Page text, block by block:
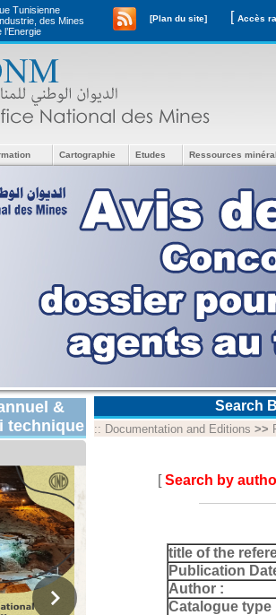
Tunisienne
des Mines
l’Energie
[Plan du site] [
Cartographie Etudes Ressources
&
technique
Search
:: Documentation and Editions >>
[Search by
title of the
Publication
Author :
Catalogue type